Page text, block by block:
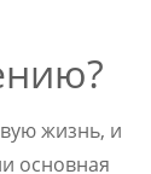
жизнь, и
основная